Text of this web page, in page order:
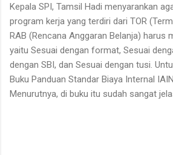
Kepala SPI, Tamsil Hadi menyarankan
program kerja yang terdiri dari TOR
RAB (Rencana Anggaran Belanja) harus
yaitu Sesuai dengan format, Sesuai
dengan SBI, dan Sesuai dengan tusi.
Buku Panduan Standar Biaya Internal
Menurutnya, di buku itu sudah sangat